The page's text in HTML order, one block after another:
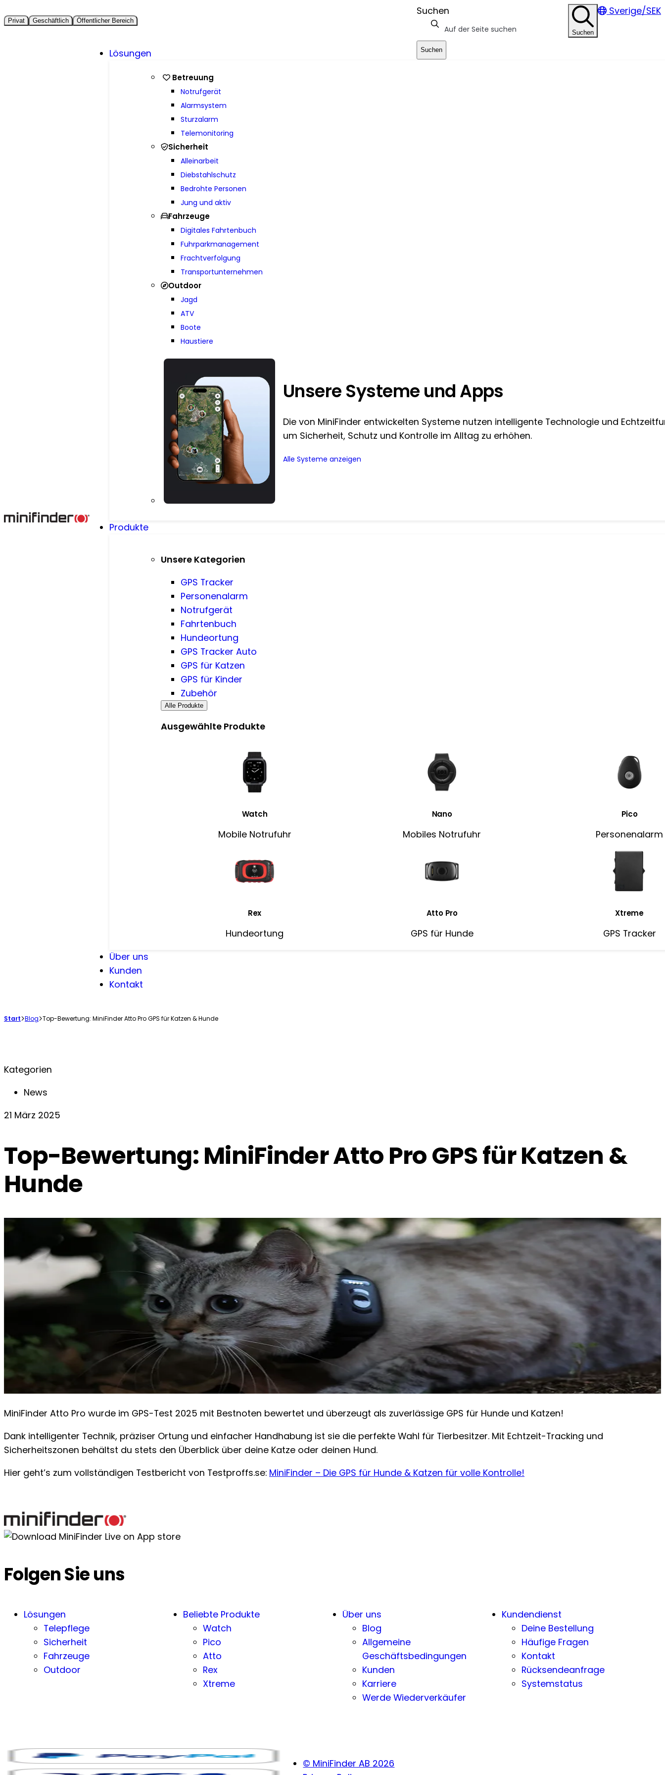
Privat Geschäftlich Öffentlicher Bereich
Suchen
Suchen
Suchen
Sverige/SEK
Lösungen
Betreuung
Notrufgerät
Alarmsystem
Sturzalarm
Telemonitoring
Sicherheit
Alleinarbeit
Diebstahlschutz
Bedrohte Personen
Jung und aktiv
Fahrzeuge
Digitales Fahrtenbuch
Fuhrparkmanagement
Frachtverfolgung
Transportunternehmen
Outdoor
Jagd
ATV
Boote
Haustiere
Unsere Systeme und Apps
Die von MiniFinder entwickelten Systeme nutzen intelligente Technologie und
um Sicherheit, Schutz und Kontrolle im Alltag zu erhöhen.
Alle Systeme anzeigen
Produkte
Unsere Kategorien
GPS Tracker
Personenalarm
Notrufgerät
Fahrtenbuch
Hundeortung
GPS Tracker Auto
GPS für Katzen
GPS für Kinder
Zubehör
Alle Produkte
Ausgewählte Produkte
Watch
Mobile Notrufuhr
Nano
Mobiles Notrufuhr
Pico
Personenalarm
Rex
Hundeortung
Atto Pro
GPS für Hunde
Xtreme
GPS Tracker
Über uns
Kunden
Kontakt
Start Blog Top-Bewertung: MiniFinder Atto Pro GPS für Katzen & Hunde
Kategorien
News
21 März 2025
Top-Bewertung: MiniFinder Atto Pro GPS für Katzen &
Hunde
MiniFinder Atto Pro wurde im GPS-Test 2025 mit Bestnoten bewertet und überzeugt als zuverlässige GPS für Hunde und Katzen!
Dank intelligenter Technik, präziser Ortung und einfacher Handhabung ist sie die perfekte Wahl für Tierbesitzer. Mit Echtzeit-Tracking und
Sicherheitszonen behältst du stets den Überblick über deine Katze oder deinen Hund.
Hier geht’s zum vollständigen Testbericht von Testproffs.se: MiniFinder – Die GPS für Hunde & Katzen für volle Kontrolle!
Folgen Sie uns
Lösungen
Telepflege
Sicherheit
Fahrzeuge
Outdoor
Beliebte Produkte
Watch
Pico
Atto
Rex
Xtreme
Über uns
Blog
Allgemeine
Geschäftsbedingungen
Kunden
Karriere
Werde Wiederverkäufer
Kundendienst
Deine Bestellung
Häufige Fragen
Kontakt
Rücksendeanfrage
Systemstatus
© MiniFinder AB 2026